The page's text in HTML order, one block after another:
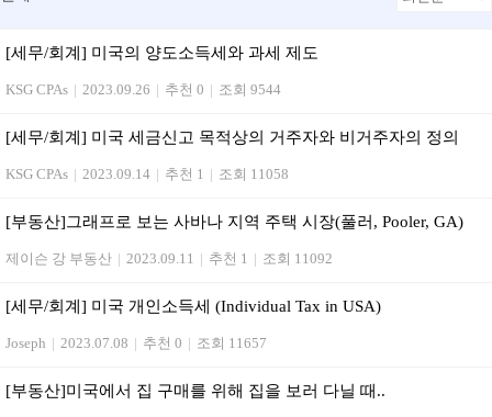
[세무/회계] 미국의 양도소득세와 과세 제도
KSG CPAs | 2023.09.26 | 추천 0 | 조회 9544
[세무/회계] 미국 세금신고 목적상의 거주자와 비거주자의 정의
KSG CPAs | 2023.09.14 | 추천 1 | 조회 11058
[부동산]그래프로 보는 사바나 지역 주택 시장(풀러, Pooler, GA)
제이슨 강 부동산 | 2023.09.11 | 추천 1 | 조회 11092
[세무/회계] 미국 개인소득세 (Individual Tax in USA)
Joseph | 2023.07.08 | 추천 0 | 조회 11657
[부동산] 미국에서 집 구매를 위해 집을 보러 다닐 때..